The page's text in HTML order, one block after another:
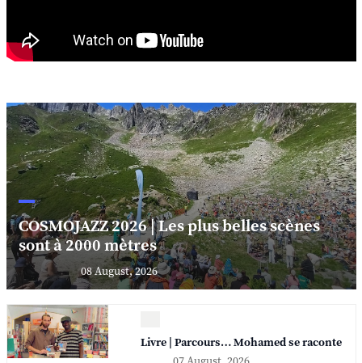
COSMOJAZZ 2026 | Les plus belles scènes
sont à 2000 mètres
08 August, 2026
Livre | Parcours… Mohamed se raconte